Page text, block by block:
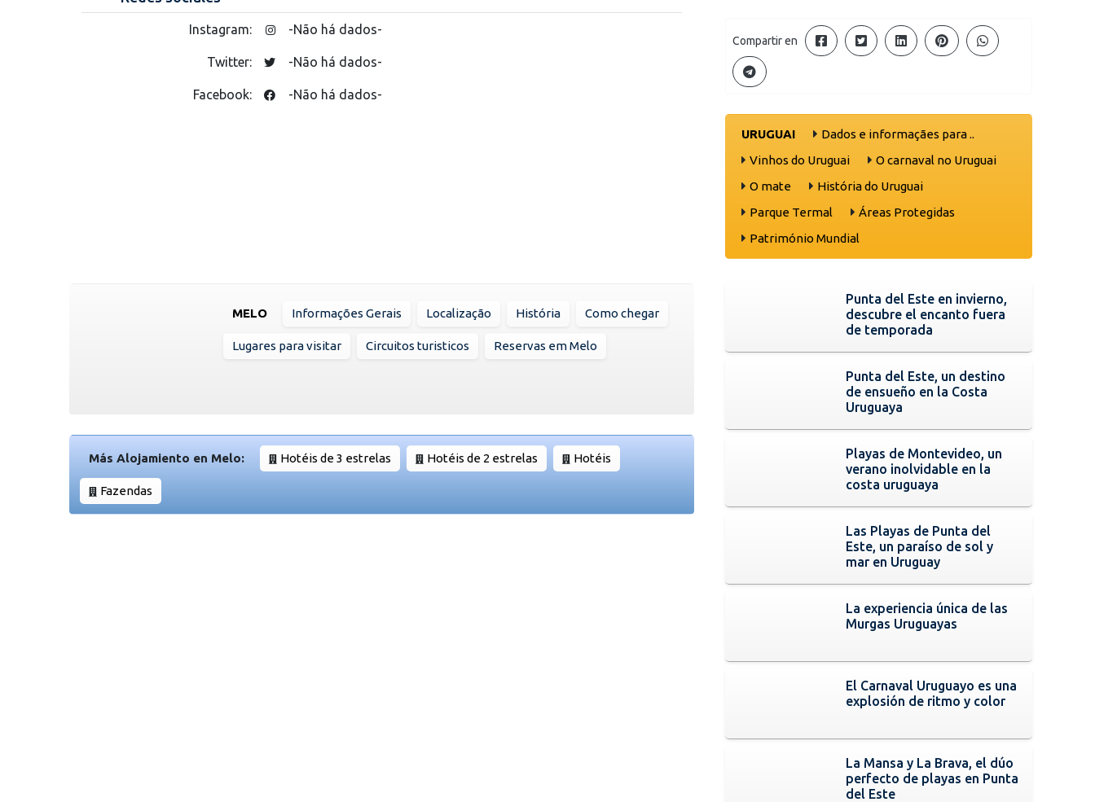
Instagram: -Não há dados-
Twitter: -Não há dados-
Facebook: -Não há dados-
MELO Informações Gerais Localização História Como chegar
Lugares para visitar Circuitos turisticos Reservas em Melo
Más Alojamiento en Melo: Hotéis de 3 estrelas Hotéis de 2 estrelas Hotéis
Fazendas
Compartir en
URUGUAI
Dados e informaçães para ..
Vinhos do Uruguai
O carnaval no Uruguai
O mate
História do Uruguai
Parque Termal
Áreas Protegidas
Património Mundial
Punta del Este en invierno,
descubre el encanto fuera
de temporada
Punta del Este, un destino
de ensueño en la Costa
Uruguaya
Playas de Montevideo, un
verano inolvidable en la
costa uruguaya
Las Playas de Punta del
Este, un paraíso de sol y
mar en Uruguay
La experiencia única de las
Murgas Uruguayas
El Carnaval Uruguayo es una
explosión de ritmo y color
La Mansa y La Brava, el dúo
perfecto de playas en Punta
del Este